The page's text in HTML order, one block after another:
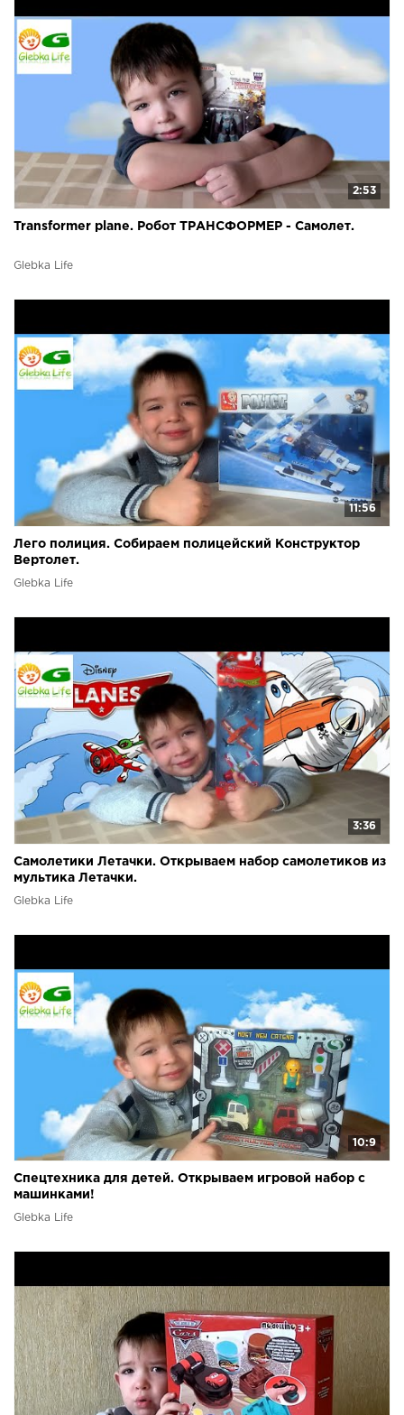
2:53
Transformer plane. Робот ТРАНСФОРМЕР - Самолет.
Glebka Life
11:56
Лего полиция. Собираем полицейский Конструктор
Вертолет.
Glebka Life
3:36
Самолетики Летачки. Открываем набор самолетиков из
мультика Летачки.
Glebka Life
10:9
Спецтехника для детей. Открываем игровой набор с
машинками!
Glebka Life